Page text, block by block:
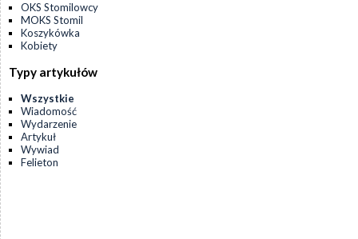
OKS Stomilowcy
MOKS Stomil
Koszykówka
Kobiety
Typy artykułów
Wszystkie
Wiadomość
Wydarzenie
Artykuł
Wywiad
Felieton